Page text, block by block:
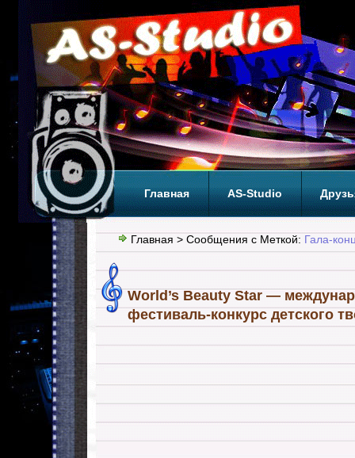
Главная AS-Studio
Теги ТОП
Главная > Сообщения с Меткой: Гала-
World’s Beauty Star —
фестиваль-конкурс детского